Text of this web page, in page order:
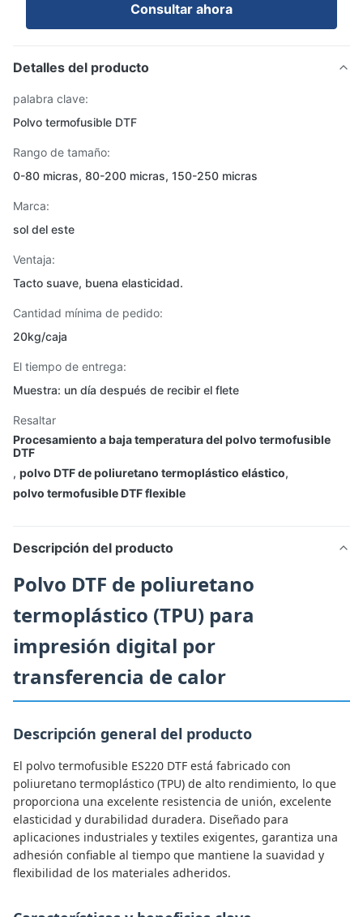
Consultar ahora
Detalles del producto
palabra clave:
Polvo termofusible DTF
Rango de tamaño:
0-80 micras, 80-200 micras, 150-250 micras
Marca:
sol del este
Ventaja:
Tacto suave, buena elasticidad.
Cantidad mínima de pedido:
20kg/caja
El tiempo de entrega:
Muestra: un día después de recibir el flete
Resaltar
Procesamiento a baja temperatura del polvo termofusible
DTF
, polvo DTF de poliuretano termoplástico elástico,
polvo termofusible DTF flexible
Descripción del producto
Polvo DTF de poliuretano
termoplástico (TPU) para
impresión digital por
transferencia de calor
Descripción general del producto
El polvo termofusible ES220 DTF está fabricado con
poliuretano termoplástico (TPU) de alto rendimiento, lo que
proporciona una excelente resistencia de unión, excelente
elasticidad y durabilidad duradera. Diseñado para
aplicaciones industriales y textiles exigentes, garantiza una
adhesión confiable al tiempo que mantiene la suavidad y
flexibilidad de los materiales adheridos.